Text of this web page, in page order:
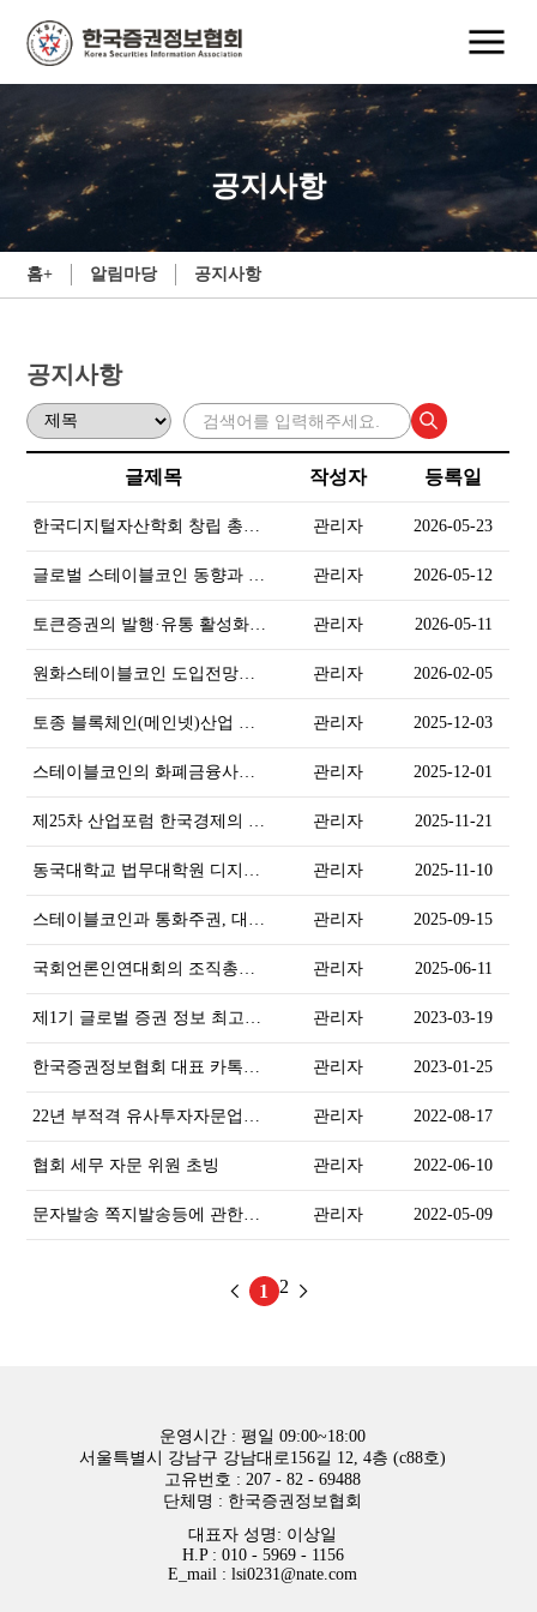
공지사항
홈+ 알림마당 공지사항
공지사항
글제목 작성자 등록일
한국디지털자산학회 창립 총회
및 제1회 학술 포럼
관리자 2026-05-23
글로벌 스테이블코인 동향과 한
국 디지털 경제의 기회' 세미나
관리자 2026-05-12
토큰증권의 발행·유통 활성화와
디지털자산 발전 정책 세미나
관리자 2026-05-11
원화스테이블코인 도입전망과
과제
관리자 2026-02-05
토종 블록체인(메인넷)산업 경
쟁력 강화 지원 방안
관리자 2025-12-03
스테이블코인의 화폐금융사적
의의와 한국의 대응전략
관리자 2025-12-01
제25차 산업포럼 한국경제의 승
부수, 신성장 산업
관리자 2025-11-21
동국대학교 법무대학원 디지털
자산법무전공 2026학년도 신입
생 모집
관리자 2025-11-10
스테이블코인과 통화주권, 대한
민국 전략
관리자 2025-09-15
국회언론인연대회의 조직총괄
본부장 위촉
관리자 2025-06-11
제1기 글로벌 증권 정보 최고위
리더스 과정 개강 일정 안내
관리자 2023-03-19
한국증권정보협회 대표 카톡방,
텔레그램방
관리자 2023-01-25
22년 부적격 유사투자자문업자
직권말소 및 유의사항 안내
관리자 2022-08-17
협회 세무 자문 위원 초빙 관리자 2022-06-10
문자발송 쪽지발송등에 관한사 관리자 2022-05-09
1 2
운영시간 : 평일 09:00~18:00
서울특별시 강남구 강남대로156길 12, 4층 (c88호)
고유번호 : 207 - 82 - 69488
단체명 : 한국증권정보협회
대표자 성명: 이상일
H.P : 010 - 5969 - 1156
E_mail : lsi0231@nate.com